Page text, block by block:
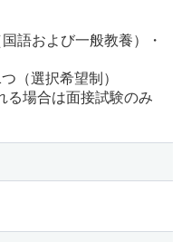
語および一般教養）・
（選択希望制）
場合は面接試験のみ